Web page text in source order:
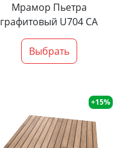
Мрамор Пьетра
графитовый U704 CA
Выбрать
+15%